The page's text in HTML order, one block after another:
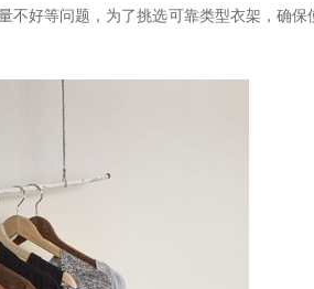
好等问题，为了挑选可靠类型衣架，确保